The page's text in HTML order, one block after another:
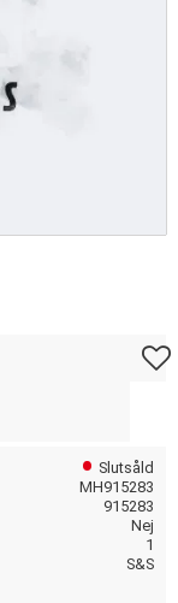
Slutsåld
MH915283
915283
Nej
1
S&S